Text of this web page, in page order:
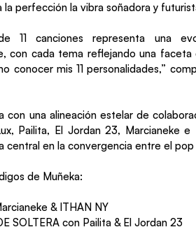
perfección la vibra soñadora y
11 canciones representa una
con cada tema reflejando una
conocer mis 11 personalidades,”
con una alineación estelar de
Pailita, El Jordan 23, Marcianeke
central en la convergencia entre el
de Muñeka:
& ITHAN NY
SOLTERA con Pailita & El Jordan 23